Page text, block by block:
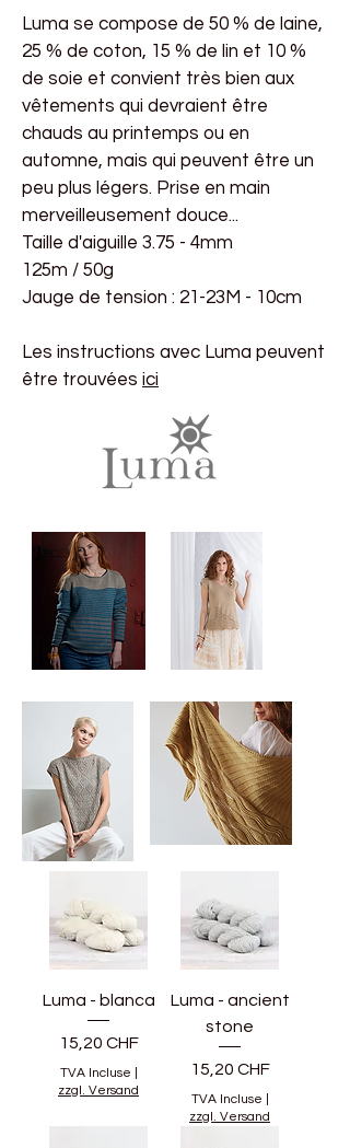
Luma se compose de 50 % de laine,
25 % de coton, 15 % de lin et 10 %
de soie et convient très bien aux
vêtements qui devraient être
chauds au printemps ou en
automne, mais qui peuvent être un
peu plus légers. Prise en main
merveilleusement douce...
Taille d'aiguille 3.75 - 4mm
125m / 50g
Jauge de tension : 21-23M - 10cm
Les instructions avec Luma peuvent
être trouvées ici
Luma - blanca
Prix
15,20 CHF
TVA Incluse
zzgl. Versand
Luma - ancient
stone
Prix
15,20 CHF
TVA Incluse
zzgl. Versand